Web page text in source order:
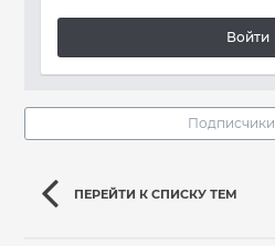
Войти
Подписчики
ПЕРЕЙТИ К СПИСКУ ТЕМ